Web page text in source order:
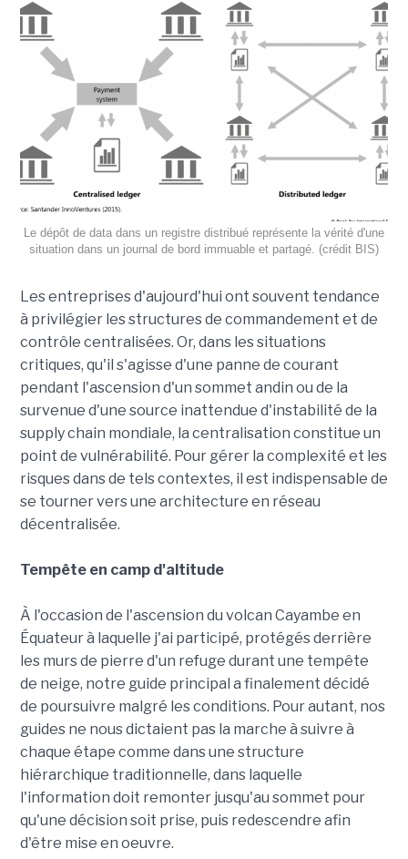
Le dépôt de data dans un registre distribué représente la vérité d'une
situation dans un journal de bord immuable et partagé. (crédit BIS)
Les entreprises d'aujourd'hui ont souvent tendance
à privilégier les structures de commandement et de
contrôle centralisées. Or, dans les situations
critiques, qu'il s'agisse d'une panne de courant
pendant l'ascension d'un sommet andin ou de la
survenue d'une source inattendue d'instabilité de la
supply chain mondiale, la centralisation constitue un
point de vulnérabilité. Pour gérer la complexité et les
risques dans de tels contextes, il est indispensable de
se tourner vers une architecture en réseau
décentralisée.
Tempête en camp d'altitude
À l'occasion de l'ascension du volcan Cayambe en
Équateur à laquelle j'ai participé, protégés derrière
les murs de pierre d'un refuge durant une tempête
de neige, notre guide principal a finalement décidé
de poursuivre malgré les conditions. Pour autant, nos
guides ne nous dictaient pas la marche à suivre à
chaque étape comme dans une structure
hiérarchique traditionnelle, dans laquelle
l'information doit remonter jusqu'au sommet pour
qu'une décision soit prise, puis redescendre afin
d'être mise en oeuvre.